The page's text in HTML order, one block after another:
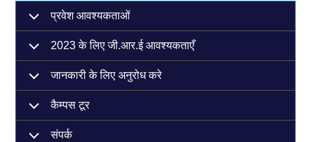
प्रवेश आवश्यकताओं
2023 के लिए जी.आर.ई आवश्यकताएँ
जानकारी के लिए अनुरोध करे
कैम्पस टूर
संपर्क